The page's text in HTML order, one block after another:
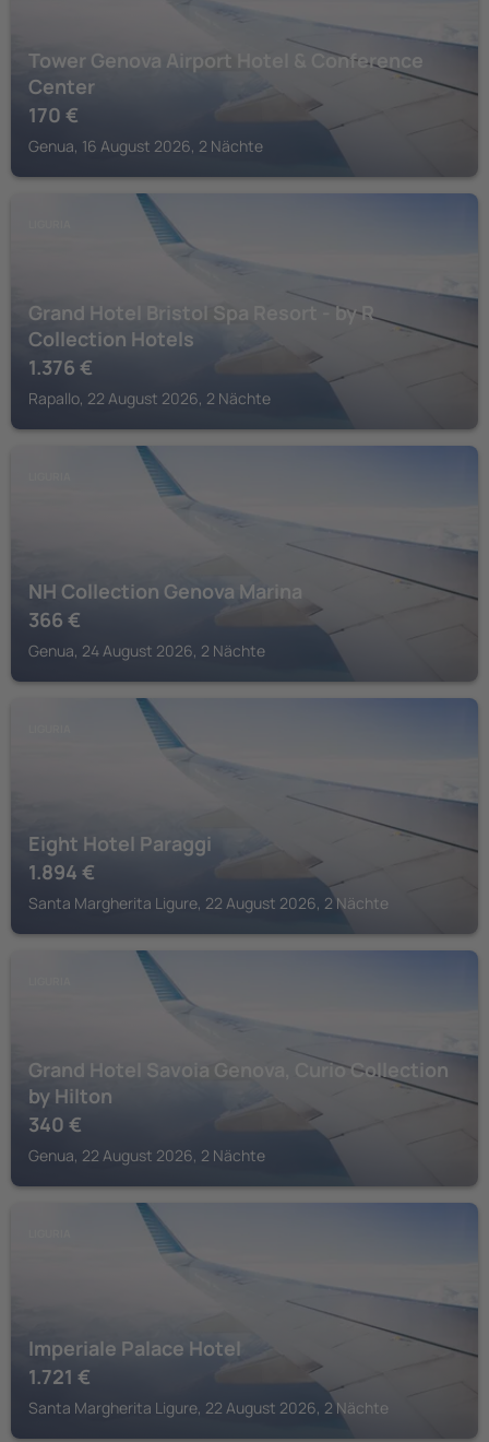
Tower Genova Airport Hotel & Conference
Center
170 €
Genua, 16 August 2026, 2 Nächte
Grand Hotel Bristol Spa Resort - by R
Collection Hotels
1.376 €
Rapallo, 22 August 2026, 2 Nächte
NH Collection Genova Marina
366 €
Genua, 24 August 2026, 2 Nächte
Eight Hotel Paraggi
1.894 €
Santa Margherita Ligure, 22 August 2026, 2 Nächte
Grand Hotel Savoia Genova, Curio Collection
by Hilton
340 €
Genua, 22 August 2026, 2 Nächte
Imperiale Palace Hotel
1.721 €
Santa Margherita Ligure, 22 August 2026, 2 Nächte